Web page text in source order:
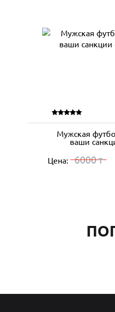
Мужская
ваши
Цена: 6000₸